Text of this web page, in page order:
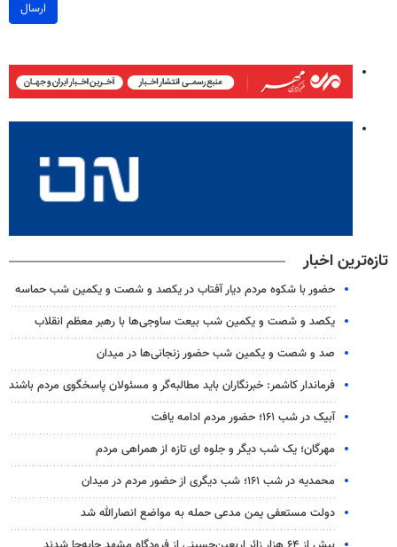
ارسال
تازه‌ترین اخبار
حضور با شکوه مردم دیار آفتاب در یکصد و شصت و یکمین شب حماسه
یکصد و شصت و یکمین شب بیعت ساوجی‌ها با رهبر معظم انقلاب
صد و شصت و یکمین شب حضور زنجانی‌ها در میدان
فرماندار کاشمر: خبرنگاران باید مطالبه‌گر و مسئولان پاسخگوی مردم باشند
آبیک در شب ۱۶۱؛ حضور مردم ادامه یافت
مهرگان؛ یک شب دیگر و جلوه ای تازه از همراهی مردم
محمدیه در شب ۱۶۱؛ شب دیگری از حضور مردم در میدان
دولت مستعفی یمن مدعی حمله به مواضع انصارالله شد